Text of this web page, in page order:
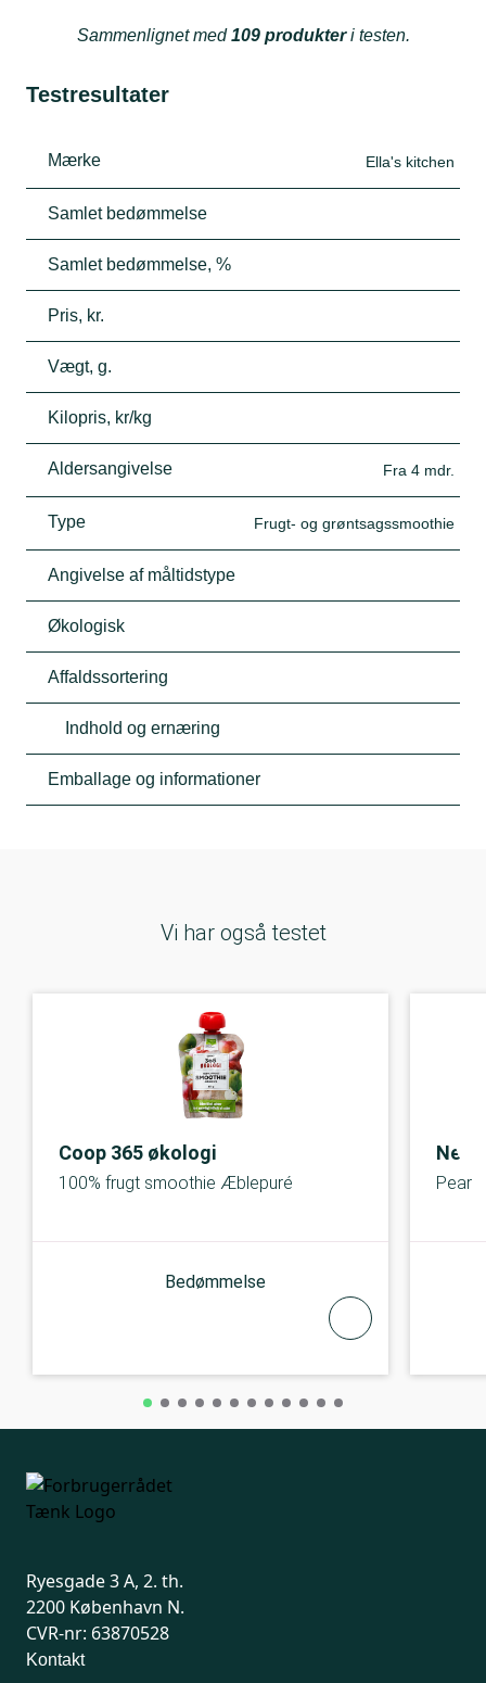
Sammenlignet med109 produkteri testen.
Testresultater
Mærke Ella's kitchen
Samlet bedømmelse
Samlet bedømmelse, %
Pris, kr.
Vægt, g.
Kilopris, kr/kg
Aldersangivelse Fra 4 mdr.
Type Frugt- og grøntsagssmoothie
Angivelse af måltidstype
Økologisk
Affaldssortering
Indhold og ernæring
Emballage og informationer
Vi har også testet
Coop 365 økologi
100% frugt smoothie Æblepuré
Bedømmelse
Pear
Ryesgade 3 A, 2. th.
2200 København N.
CVR-nr: 63870528
Kontakt